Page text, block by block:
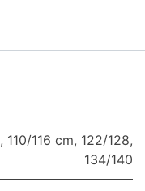
, 110/116 cm, 122/128,
134/140